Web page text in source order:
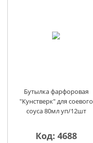
Бутылка фарфоровая
"Кунстверк" для соевого
соуса 80мл уп/12шт
Код: 4688